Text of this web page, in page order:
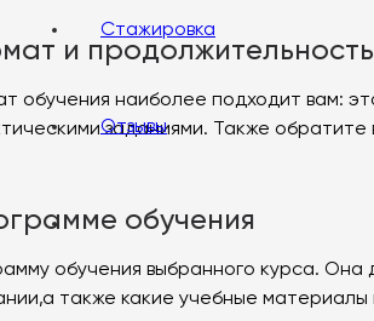
Стажировка
Отзывы
и
обучения наиболее подходит вам:
заданиями. Также
обучения
обучения выбранного курса.
также какие учебные